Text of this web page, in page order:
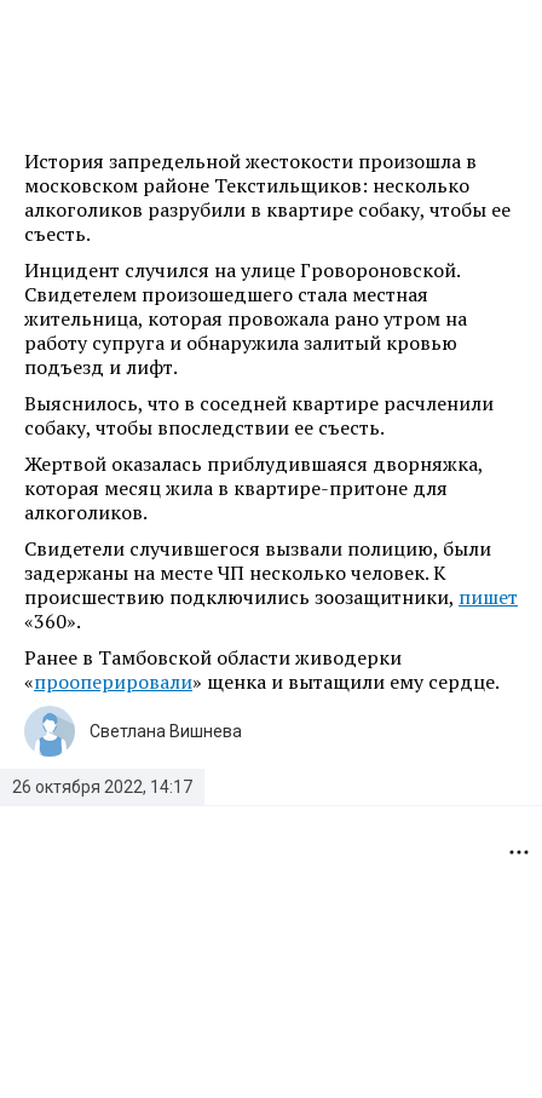
История запредельной жестокости произошла в
московском районе Текстильщиков: несколько
алкоголиков разрубили в квартире собаку, чтобы ее
съесть.
Инцидент случился на улице Гровороновской.
Свидетелем произошедшего стала местная
жительница, которая провожала рано утром на
работу супруга и обнаружила залитый кровью
подъезд и лифт.
Выяснилось, что в соседней квартире расчленили
собаку, чтобы впоследствии ее съесть.
Жертвой оказалась приблудившаяся дворняжка,
которая месяц жила в квартире-притоне для
алкоголиков.
Свидетели случившегося вызвали полицию, были
задержаны на месте ЧП несколько человек. К
происшествию подключились зоозащитники, пишет
«360».
Ранее в Тамбовской области живодерки
«прооперировали» щенка и вытащили ему сердце.
26 октября 2022, 14:17
Светлана Вишнева